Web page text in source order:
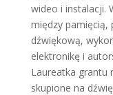
wideo i instalacji.
między pamięcią,
dźwiękową,
elektronikę i
Laureatka grantu
skupione na